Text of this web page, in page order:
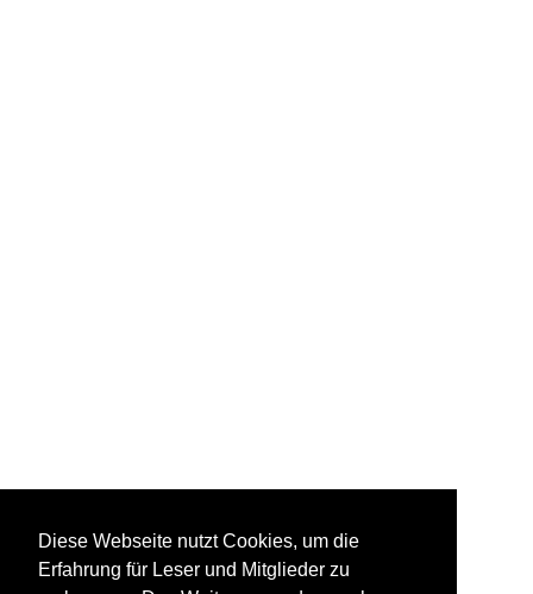
Diese Webseite nutzt Cookies, um die
Erfahrung für Leser und Mitglieder zu